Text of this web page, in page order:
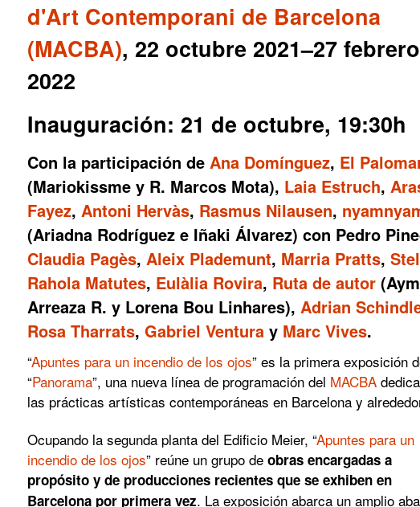
d'Art Contemporani de Barcelona
(MACBA), 22 octubre 2021–27 febrero
2022
Inauguración: 21 de octubre, 19:30h
Con la participación de Ana Domínguez, El
(Mariokissme y R. Marcos Mota), Laia Estruch,
Fayez, Antoni Hervàs, Rasmus Nilausen,
(Ariadna Rodríguez e Iñaki Álvarez) con Pedro
Claudia Pagès, Aleix Plademunt, Marria Pratts,
Rahola Matutes, Eulàlia Rovira, Ruta de autor
Arreaza R. y Lorena Bou Linhares), Adrian
Rosa Tharrats, Gabriel Ventura y Marc Vives.
“Apuntes para un incendio de los ojos” es la primera exposición
“Panorama”, una nueva línea de programación del MACBA
las prácticas artísticas contemporáneas en Barcelona y
Ocupando la segunda planta del Edificio Meier, “Apuntes para un
incendio de los ojos” reúne un grupo de obras encargadas a
propósito y de producciones recientes que se exhiben en
Barcelona por primera vez. La exposición abarca un amplio